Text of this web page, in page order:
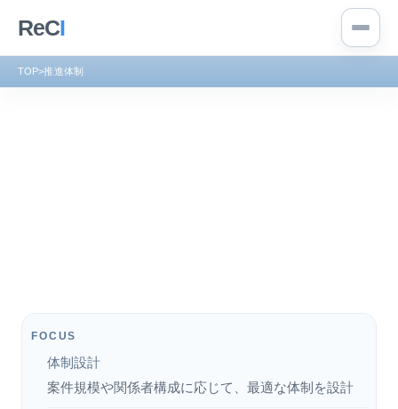
ReCI
TOP>推進体制
FOCUS
体制設計
案件規模や関係者構成に応じて、最適な体制を設計